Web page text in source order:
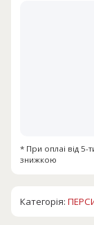
* При оплаі від 5-
знижкою
Категорія: